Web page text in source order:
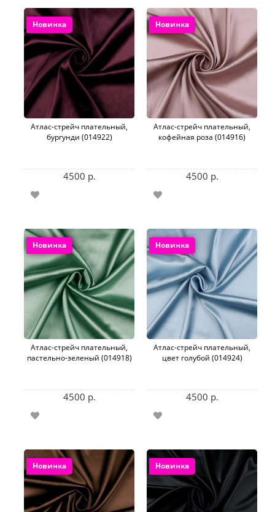
Новинка
Атлас-стрейч плательный,
бургунди (014922)
4500 р.
Новинка
Атлас-стрейч плательный,
кофейная роза (014916)
4500 р.
Новинка
Атлас-стрейч плательный,
пастельно-зеленый (014918)
4500 р.
Новинка
Атлас-стрейч плательный,
цвет голубой (014924)
4500 р.
Новинка Новинка